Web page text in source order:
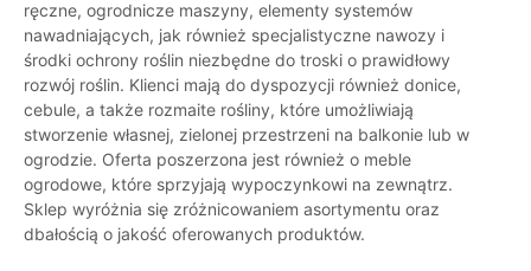
ręczne, ogrodnicze maszyny, elementy systemów
nawadniających, jak również specjalistyczne nawozy i
środki ochrony roślin niezbędne do troski o prawidłowy
rozwój roślin. Klienci mają do dyspozycji również donice,
cebule, a także rozmaite rośliny, które umożliwiają
stworzenie własnej, zielonej przestrzeni na balkonie lub w
ogrodzie. Oferta poszerzona jest również o meble
ogrodowe, które sprzyjają wypoczynkowi na zewnątrz.
Sklep wyróżnia się zróżnicowaniem asortymentu oraz
dbałością o jakość oferowanych produktów.